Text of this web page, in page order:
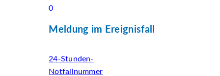
0
Meldung im Ereignisfall
24-Stunden-
Notfallnummer